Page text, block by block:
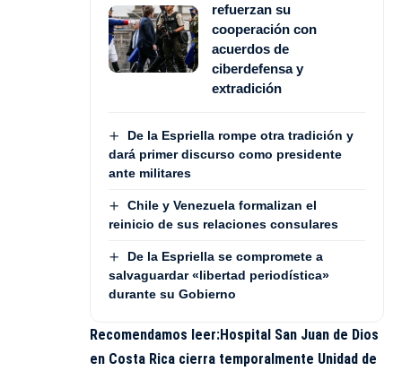
refuerzan su
cooperación con
acuerdos de
ciberdefensa y
extradición
De la Espriella rompe otra tradición y
dará primer discurso como presidente
ante militares
Chile y Venezuela formalizan el
reinicio de sus relaciones consulares
De la Espriella se compromete a
salvaguardar «libertad periodística»
durante su Gobierno
Recomendamos leer:Hospital San Juan de Dios
en Costa Rica cierra temporalmente Unidad de